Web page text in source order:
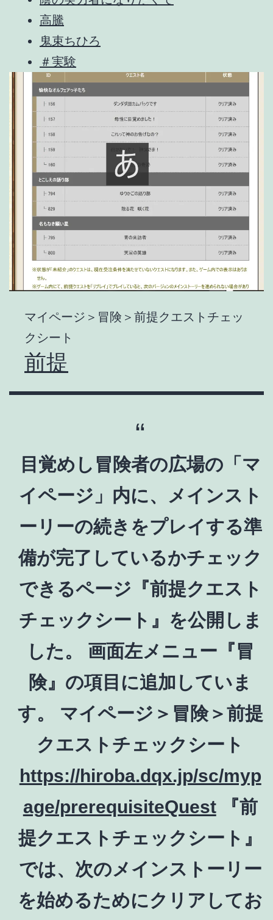
高騰
鬼束ちひろ
＃実験
マイページ＞冒険＞前提クエストチェッ
クシート
前提
目覚めし冒険者の広場の「マ
イページ」内に、メインスト
ーリーの続きをプレイする準
備が完了しているかチェック
できるページ『前提クエスト
チェックシート』を公開しま
した。 画面左メニュー『冒
険』の項目に追加していま
す。 マイページ＞冒険＞前提
クエストチェックシート
https://hiroba.dqx.jp/sc/myp
age/prerequisiteQuest『前
提クエストチェックシート』
では、次のメインストーリー
を始めるためにクリアしてお